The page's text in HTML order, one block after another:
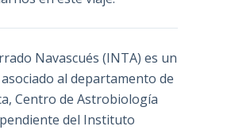
Navascués (INTA) es un
al departamento de
Centro de Astrobiología
del Instituto